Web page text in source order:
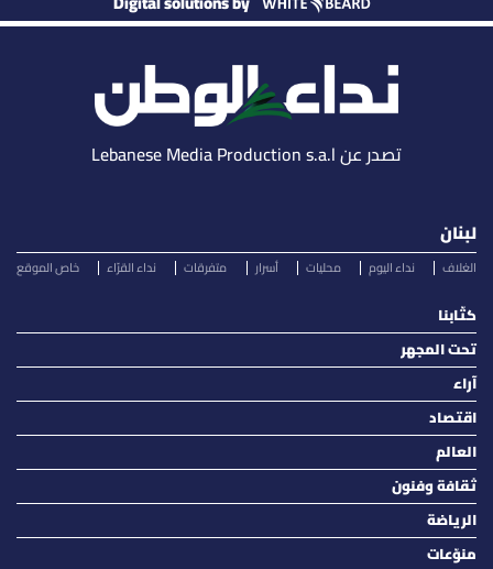
تصدر عن Lebanese Media Production s.a.l
لبنان
الغلاف نداء اليوم محليات أسرار متفرقات نداء القرّاء خاص الموقع
كتّابنا
تحت المجهر
آراء
اقتصاد
العالم
ثقافة وفنون
الرياضة
منوّعات